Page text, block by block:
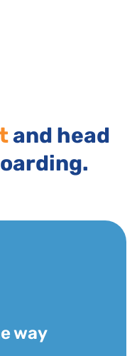
and head
way